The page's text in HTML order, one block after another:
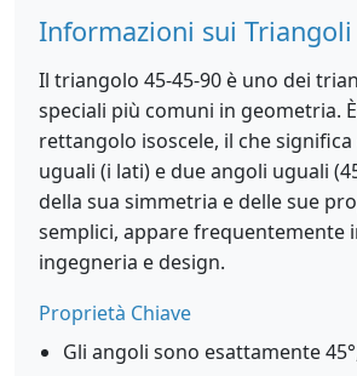
Informazioni sui Triangoli
Il triangolo 45-45-90 è uno dei
speciali più comuni in geometria.
rettangolo isoscele, il che
uguali (i lati) e due angoli uguali
della sua simmetria e delle sue
semplici, appare frequentemente
ingegneria e design.
Proprietà Chiave
Gli angoli sono esattamente